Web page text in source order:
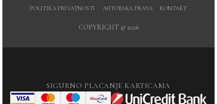
POLITIKA PRIVATNOSTI
AUTORSKA PRAVA KONTAKT
COPYRIGHT © 2026
SIGURNO PLAĆANJE KARTICAMA